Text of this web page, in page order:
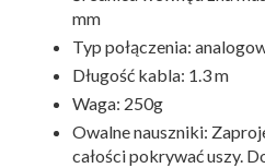
mm
Typ połączenia:
Długość kabla: 1.3 m
Waga: 250g
Owalne nauszniki:
całości pokrywać uszy.